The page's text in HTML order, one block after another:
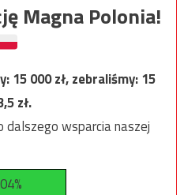
Magna Polonia!
15 000zł, zebraliśmy:15
zł.
dalszego wsparcia naszej